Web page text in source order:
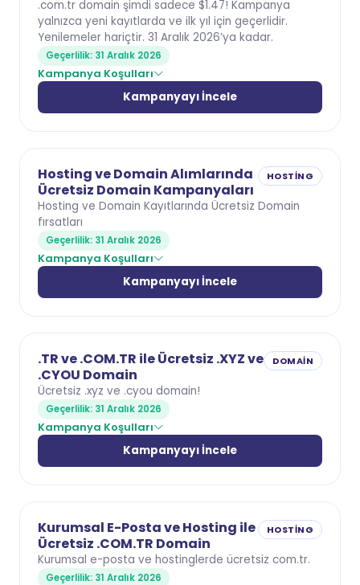
.com.tr domain şimdi sadece $1.47! Kampanya
yalnızca yeni kayıtlarda ve ilk yıl için geçerlidir.
Yenilemeler hariçtir. 31 Aralık 2026’ya kadar.
Geçerlilik: 31 Aralık 2026
Kampanya Koşulları
Kampanyayı İncele
Hosting ve Domain Alımlarında
Ücretsiz Domain Kampanyaları
HOSTING
Hosting ve Domain Kayıtlarında Ücretsiz Domain
fırsatları
Geçerlilik: 31 Aralık 2026
Kampanya Koşulları
Kampanyayı İncele
.TR ve .COM.TR ile Ücretsiz .XYZ ve
.CYOU Domain
DOMAIN
Ücretsiz .xyz ve .cyou domain!
Geçerlilik: 31 Aralık 2026
Kampanya Koşulları
Kampanyayı İncele
Kurumsal E-Posta ve Hosting ile
Ücretsiz .COM.TR Domain
HOSTING
Kurumsal e-posta ve hostinglerde ücretsiz com.tr.
Geçerlilik: 31 Aralık 2026